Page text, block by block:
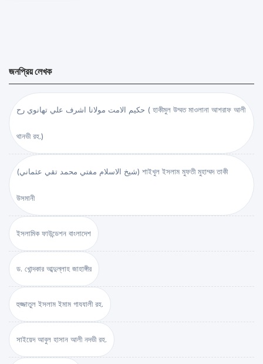
জনপ্রিয় লেখক
حكيم الامت مولانا اشرف علي تهانوي رح ( হাকীমুল উম্মত মাওলানা আশরাফ আলী
থানভী রহ.)
(شيخ الاسلام مفتي محمد تقي عثماني) শাইখুল ইসলাম মুফতী মুহাম্মদ তাকী
উসমানী
ইসলামিক ফাউন্ডেশন বাংলাদেশ
ড. খোন্দকার আব্দুল্লাহ জাহাঙ্গীর
হুজ্জাতুল ইসলাম ইমাম গাযযালী রহ.
সাইয়েদ আবুল হাসান আলী নদভী রহ.